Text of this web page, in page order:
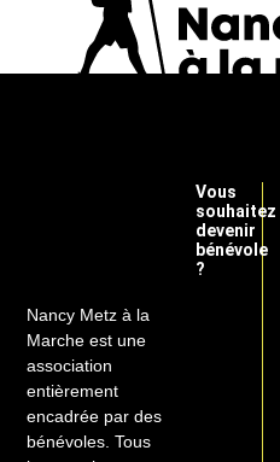
Nancy Metz à la
Marche est une
association
entièrement
encadrée par des
bénévoles. Tous
Vous
souhaitez
devenir
bénévole
?